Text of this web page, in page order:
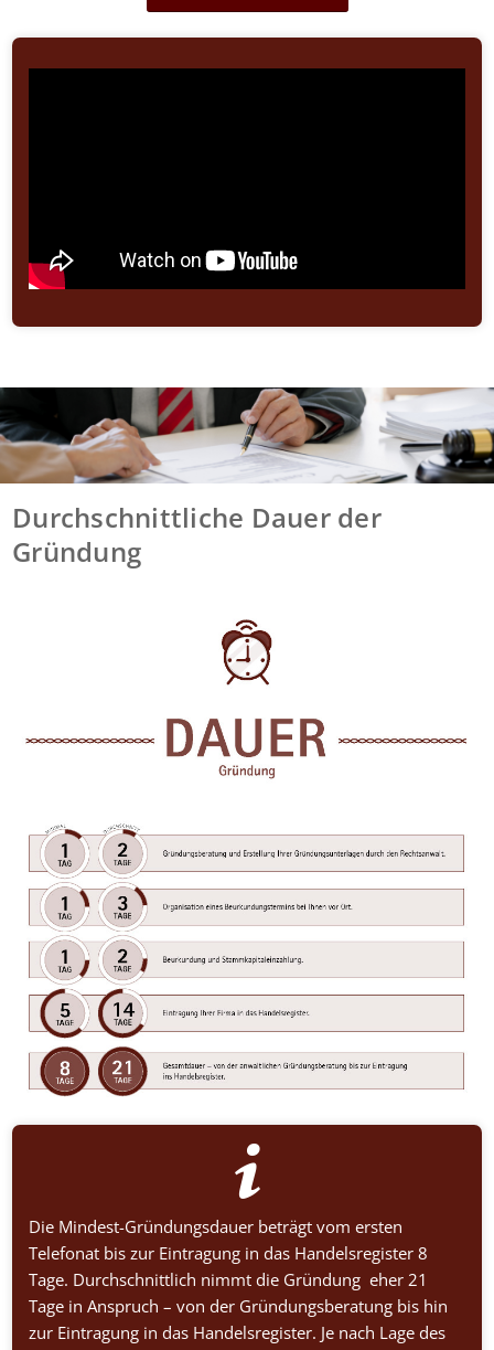
Durchschnittliche Dauer der
Gründung
Die Mindest-Gründungsdauer beträgt vom ersten
Telefonat bis zur Eintragung in das Handelsregister 8
Tage. Durchschnittlich nimmt die Gründung eher 21
Tage in Anspruch – von der Gründungsberatung bis hin
zur Eintragung in das Handelsregister. Je nach Lage des